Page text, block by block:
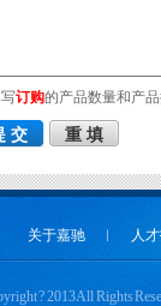
订购的产品数量和产
关于嘉驰 ︱ 人
? 2013 All Rights